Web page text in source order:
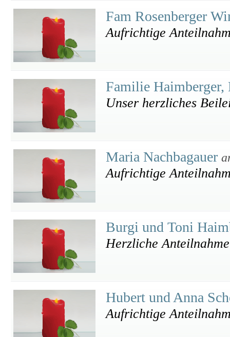
Fam Rosenberger
Aufrichtige
Familie
Unser herzliches
Maria Nachbagauer
Aufrichtige
Burgi und Toni
Herzliche
Hubert und Anna
Aufrichtige